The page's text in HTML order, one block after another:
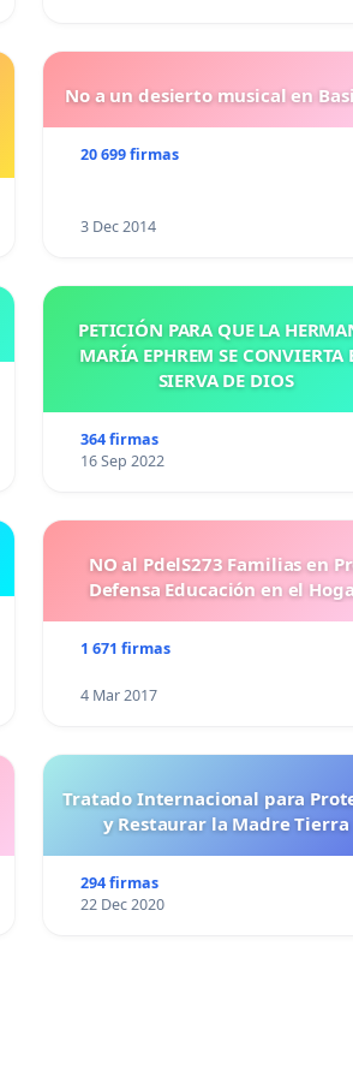
No a un desierto musical en
20 699 firmas
3 Dec 2014
PETICIÓN PARA QUE LA
MARÍA EPHREM SE CONVIERTA
SIERVA DE DIOS
364 firmas
16 Sep 2022
NO al PdelS273 Familias en
Defensa Educación en el
1 671 firmas
4 Mar 2017
Tratado Internacional para
y Restaurar la Madre Tierra
294 firmas
22 Dec 2020